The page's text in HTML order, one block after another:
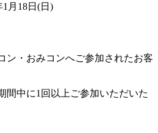
1月18日(日)
ン・おみコンへご参加されたお客
中に1回以上ご参加いただいた